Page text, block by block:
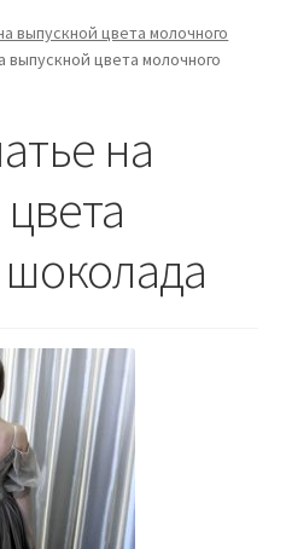
выпускной цвета молочного
цвета молочного
на